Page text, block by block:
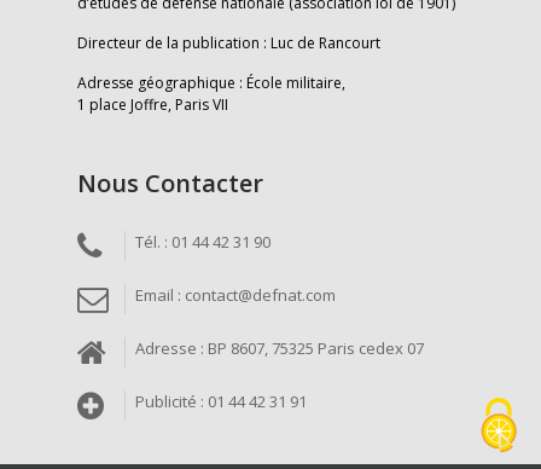
Directeur de la publication : Luc de Rancourt
Adresse géographique : École militaire,
1 place Joffre, Paris VII
Nous Contacter
Tél. : 01 44 42 31 90
Email : contact@defnat.com
Adresse : BP 8607, 75325 Paris cedex 07
Publicité : 01 44 42 31 91